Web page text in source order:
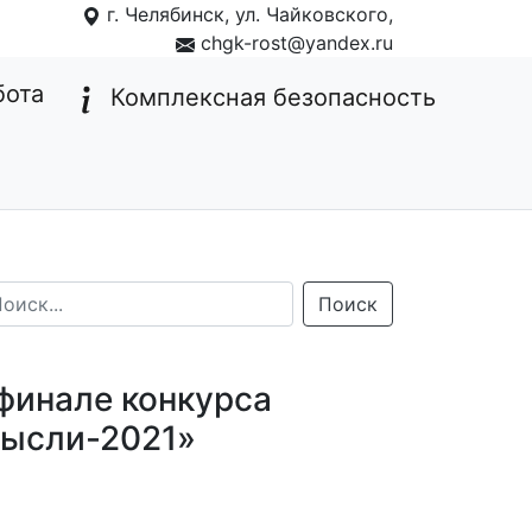
г. Челябинск, ул. Чайковского,
chgk-rost@yandex.ru
Комплексная безопасность
Поиск
конкурса
2021»